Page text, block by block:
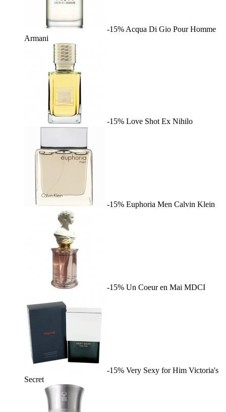
-15% Acqua Di Gio Pour Homme
Armani
-15% Love Shot Ex Nihilo
-15% Euphoria Men Calvin Klein
-15% Un Coeur en Mai MDCI
-15% Very Sexy for Him Victoria's
Secret